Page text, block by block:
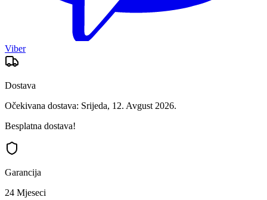
Viber
Dostava
Očekivana dostava: Srijeda, 12. Avgust 2026.
Besplatna dostava!
Garancija
24 Mjeseci